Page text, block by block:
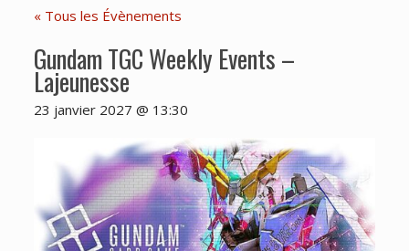
« Tous les Évènements
Gundam TGC Weekly Events –
Lajeunesse
23 janvier 2027 @ 13:30